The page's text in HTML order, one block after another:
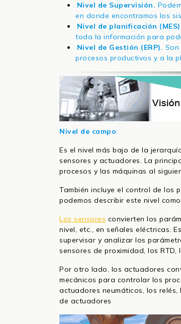
Nivel de Supervisión.
en donde encontramos los
Nivel de planificación (MES)
toda la información para
Nivel de Gestión (ERP).
procesos productivos y a la
Nivel de campo:
Es el nivel más bajo de la
sensores y actuadores. La
procesos y las máquinas al
También incluye el control de los
podemos describir este nivel
Los sensores convierten los
nivel, etc., en señales eléctricas.
supervisar y analizar los
sensores de proximidad, los RTD,
Por otro lado, los actuadores
mecánicos para controlar los
actuadores neumáticos, los
de actuadores